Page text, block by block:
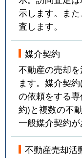
示します。ま
査します。
媒介契約
不動産の売却
ます。媒介契
の依頼をする
約)と複数の不
一般媒介契約が
不動産売却活